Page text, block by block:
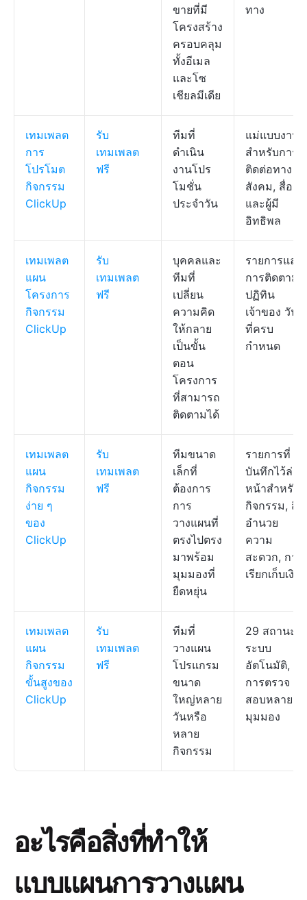
ขายที่มี
โครงสร้าง
ครอบคลุม
ทั้งอีเมล
และโซ
เชียลมีเดีย
ทาง
เทมเพลต
การ
โปรโมต
กิจกรรม
ClickUp
รับ
เทมเพลต
ฟรี
ทีมที่
ดำเนิน
งานโปร
โมชั่น
ประจำวัน
แม่แบบงาน
สำหรับการ
ติดต่อทาง
สังคม, สื่อ,
และผู้มี
อิทธิพล
เทมเพลต
แผน
โครงการ
กิจกรรม
ClickUp
รับ
เทมเพลต
ฟรี
บุคคลและ
ทีมที่
เปลี่ยน
ความคิด
ให้กลาย
เป็นขั้น
ตอน
โครงการ
ที่สามารถ
ติดตามได้
รายการและ
การติดตาม
ปฏิทิน
เจ้าของ วัน
ที่ครบ
กำหนด
เทมเพลต
แผน
กิจกรรม
ง่าย ๆ
ของ
ClickUp
รับ
เทมเพลต
ฟรี
ทีมขนาด
เล็กที่
ต้องการ
การ
วางแผนที่
ตรงไปตรง
มาพร้อม
มุมมองที่
ยืดหยุ่น
รายการที่
บันทึกไว้ล่วง
หน้าสำหรับ
กิจกรรม, สิ่ง
อำนวย
ความ
สะดวก, การ
เรียกเก็บเงิน
เทมเพลต
แผน
กิจกรรม
ขั้นสูงของ
ClickUp
รับ
เทมเพลต
ฟรี
ทีมที่
วางแผน
โปรแกรม
ขนาด
ใหญ่หลาย
วันหรือ
หลาย
กิจกรรม
29 สถานะ,
ระบบ
อัตโนมัติ,
การตรวจ
สอบหลาย
มุมมอง
อะไรคือสิ่งที่ทำให้
แบบแผนการวางแผน